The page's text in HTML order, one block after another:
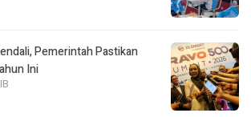
Pemerintah Pastikan
Ini